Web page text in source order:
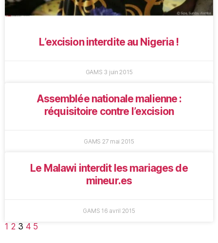
L’excision interdite au Nigeria !
GAMS 3 juin 2015
Assemblée nationale malienne :
réquisitoire contre l’excision
GAMS 27 mai 2015
Le Malawi interdit les mariages de
mineur.es
GAMS 16 avril 2015
1 2 3 4 5